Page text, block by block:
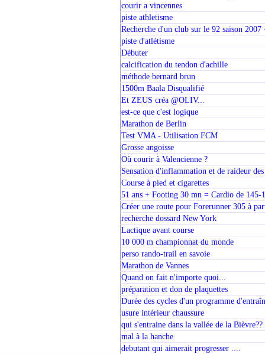
courir a vincennes
piste athletisme
Recherche d'un club sur le 92 saison 2007
piste d'atlétisme
Débuter
calcification du tendon d'achille
méthode bernard brun
1500m Baala Disqualifié
Et ZEUS créa @OLIV...
est-ce que c'est logique
Marathon de Berlin
Test VMA - Utilisation FCM
Grosse angoisse
Où courir à Valencienne ?
Sensation d'inflammation et de raideur des
Course à pied et cigarettes
51 ans + Footing 30 mn = Cardio de 145-
Créer une route pour Forerunner 305 à
recherche dossard New York
Lactique avant course
10 000 m championnat du monde
perso rando-trail en savoie
Marathon de Vannes
Quand on fait n'importe quoi...
préparation et don de plaquettes
Durée des cycles d'un programme
usure intérieur chaussure
qui s'entraine dans la vallée de la Bièvre??
mal à la hanche
debutant qui aimerait progresser ....